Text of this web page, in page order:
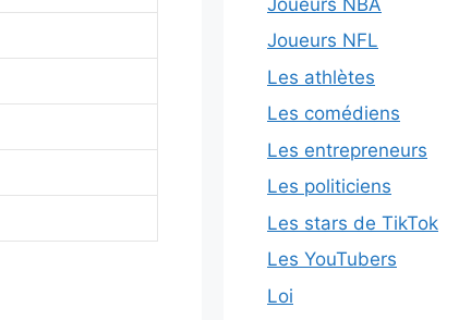
Joueurs NFL
Les athlètes
Les comédiens
Les entrepreneurs
Les politiciens
Les stars de TikTok
Les YouTubers
Loi